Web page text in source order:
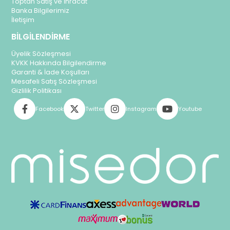
Kepek, egzama, dökülme gibi saç derisi sorunları için serum
ederiz. Saç temizliği sonrası düzenli olarak saç serumu kullanımı,
Banka Bilgilerimiz
İletişim
BİLGİLENDİRME
Üyelik Sözleşmesi
KVKK Hakkında Bilgilendirme
Garanti & İade Koşulları
Mesafeli Satış Sözleşmesi
Gizlilik Politikası
Facebook Twitter Instagram Youtube